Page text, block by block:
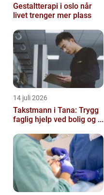
Gestaltterapi i oslo når
livet trenger mer plass
14 juli 2026
Takstmann i Tana: Trygg
faglig hjelp ved bolig og ...